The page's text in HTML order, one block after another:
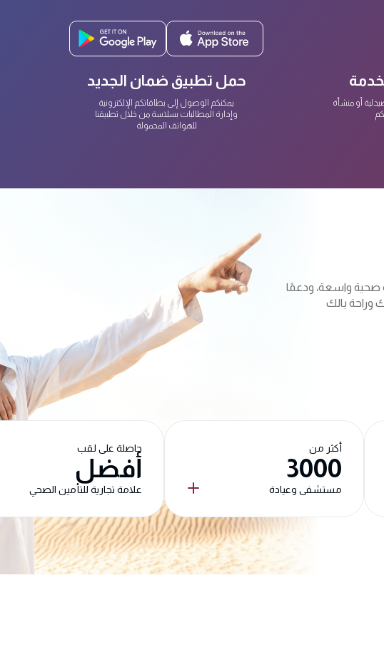
أو منشأة
حمل تطبيق ضمان الجديد
يمكنكم الوصول إلى بطاقاتكم الإلكترونية
وإدارة المطالبات بسلاسة من خلال تطبيقنا
للهواتف المحمولة
واسعة، ودعمًا
وراحة بالك
أكثر من
3000
مستشفى وعيادة
حاصلة على لقب
أفضل
علامة تجارية للتأمين الصحي